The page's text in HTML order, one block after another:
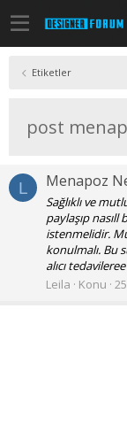
Etiketler
post
L Menapoz
Sağlıklı ve
paylaşıp nasıll
istenmelidir.
konulmalı. Bu
alıcı
Leila
Konu